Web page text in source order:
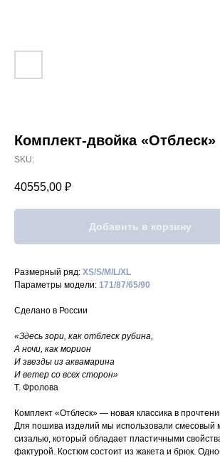
Комплект-двойка «Отблеск»
SKU:
40555,00 ₽
Добавить в корзину
Размерный ряд: XS/S/M/L/XL
Параметры модели: 171/87/65/90
Сделано в России
«Здесь зори, как отблеск рубина,
А ночи, как морион
И звезды из аквамарина
И ветер со всех сторон»
Т. Фролова
Комплект «Отблеск» — новая классика в
Для пошива изделий мы использовали смесовый
сизалью, который обладает пластичными
фактурой. Костюм состоит из жакета и брюк.